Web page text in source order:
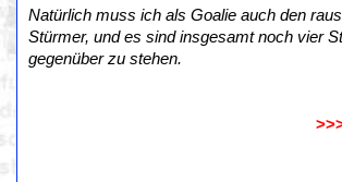
Natürlich muss ich als Goalie auch den
Stürmer, und es sind insgesamt noch vier
gegenüber zu stehen.